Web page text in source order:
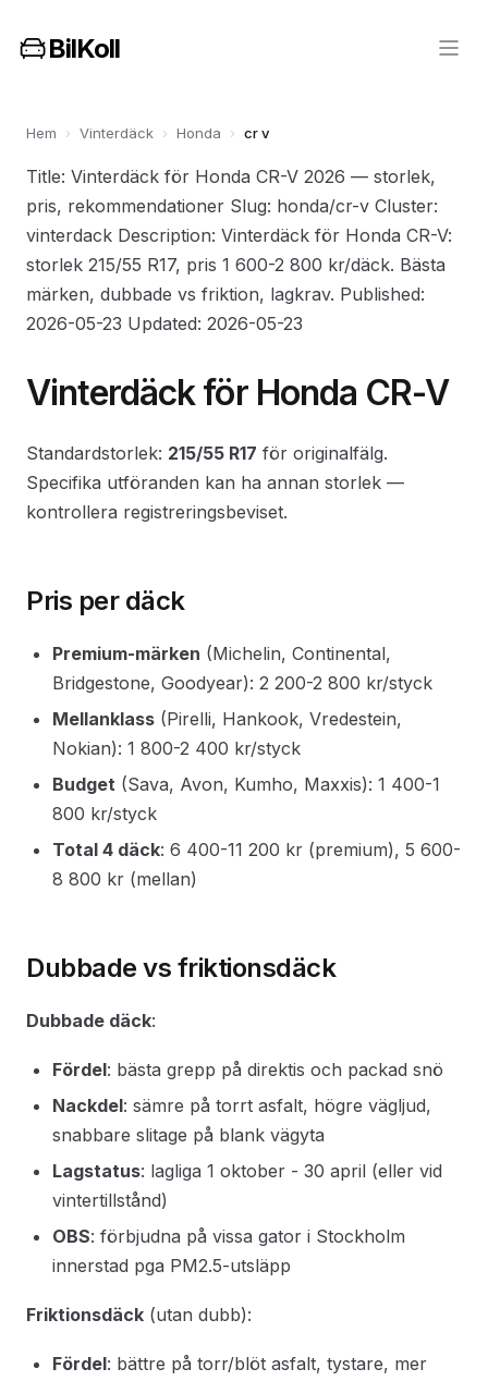
BilKoll
Hem › Vinterdäck › Honda › cr v
Title: Vinterdäck för Honda CR-V 2026 — storlek,
pris, rekommendationer Slug: honda/cr-v Cluster:
vinterdack Description: Vinterdäck för Honda CR-V:
storlek 215/55 R17, pris 1 600-2 800 kr/däck. Bästa
märken, dubbade vs friktion, lagkrav. Published:
2026-05-23 Updated: 2026-05-23
Vinterdäck för Honda CR-V
Standardstorlek: 215/55 R17 för originalfälg.
Specifika utföranden kan ha annan storlek —
kontrollera registreringsbeviset.
Pris per däck
Premium-märken (Michelin, Continental,
Bridgestone, Goodyear): 2 200-2 800 kr/styck
Mellanklass (Pirelli, Hankook, Vredestein,
Nokian): 1 800-2 400 kr/styck
Budget (Sava, Avon, Kumho, Maxxis): 1 400-1
800 kr/styck
Total 4 däck: 6 400-11 200 kr (premium), 5 600-
8 800 kr (mellan)
Dubbade vs friktionsdäck
Dubbade däck:
Fördel: bästa grepp på direktis och packad snö
Nackdel: sämre på torrt asfalt, högre vägljud,
snabbare slitage på blank vägyta
Lagstatus: lagliga 1 oktober - 30 april (eller vid
vintertillstånd)
OBS: förbjudna på vissa gator i Stockholm
innerstad pga PM2.5-utsläpp
Friktionsdäck (utan dubb):
Fördel: bättre på torr/blöt asfalt, tystare, mer